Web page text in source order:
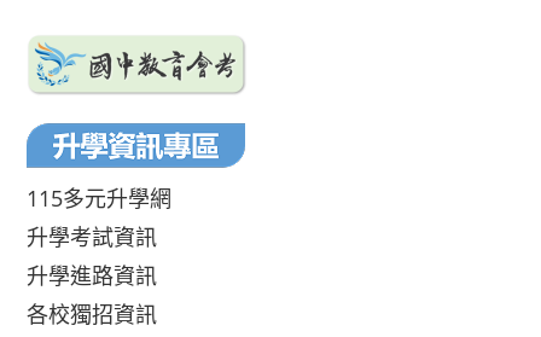
115多元升學網
升學考試資訊
升學進路資訊
各校獨招資訊